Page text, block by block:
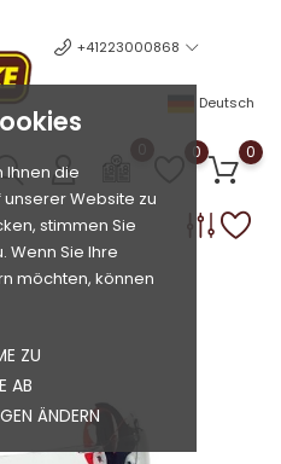
Ihnen die
Website zu
stimmen Sie
Wenn Sie Ihre
möchten, können
ZU
AB
ÄNDERN
+41223000868
Deutsch
0 0